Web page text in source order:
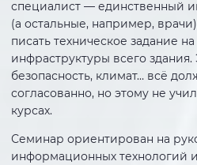
специалист — единственный
(а остальные, например,
писать техническое задание
инфраструктуры всего здания.
безопасность, климат… всё
согласованно, но этому не
курсах.
Семинар ориентирован на
информационных технологий